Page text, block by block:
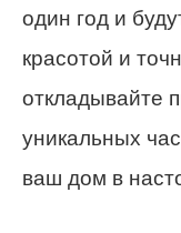
один год и
красотой и
откладывайте
уникальных
ваш дом в